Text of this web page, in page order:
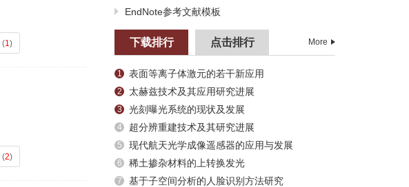
(1)
(2)
EndNote参考文献模板
下载排行 点击排行 More
1 表面等离子体激元的若干新应用
2 太赫兹技术及其应用研究进展
3 光刻曝光系统的现状及发展
4 超分辨重建技术及其研究进展
5 现代航天光学成像遥感器的应用与发展
6 稀土掺杂材料的上转换发光
7 基于子空间分析的人脸识别方法研究